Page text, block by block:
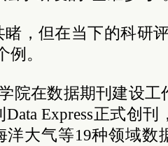
，但在当下的科研
。
院在数据期刊建设
Express正式创
洋大气等19种领域数